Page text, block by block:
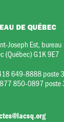
DE QUÉBEC
Joseph Est,
(Québec) G1K 9E7
649-8888 poste
850-0897 poste